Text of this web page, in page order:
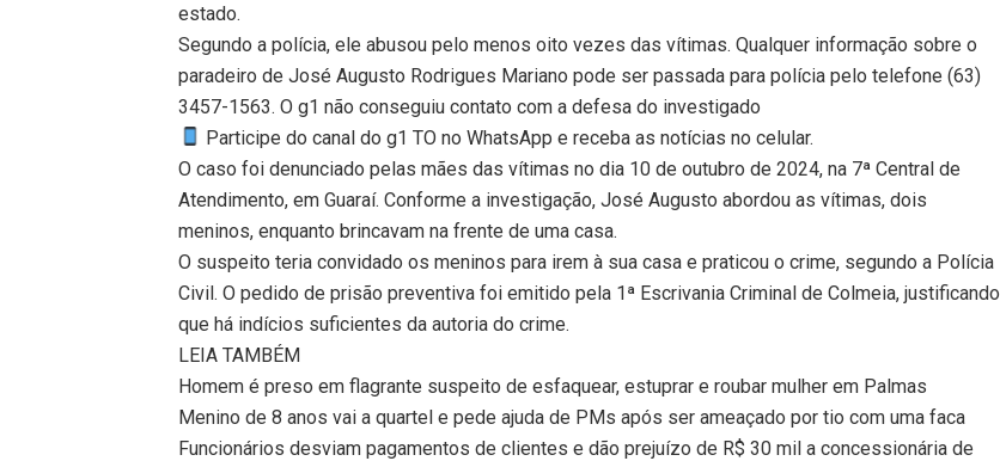
estado.
Segundo a polícia, ele abusou pelo menos oito vezes das vítimas. Qualquer informação sobre o
paradeiro de José Augusto Rodrigues Mariano pode ser passada para polícia pelo telefone (63)
3457-1563. O g1 não conseguiu contato com a defesa do investigado
Participe do canal do g1 TO no WhatsApp e receba as notícias no celular.
O caso foi denunciado pelas mães das vítimas no dia 10 de outubro de 2024, na 7ª Central de
Atendimento, em Guaraí. Conforme a investigação, José Augusto abordou as vítimas, dois
meninos, enquanto brincavam na frente de uma casa.
O suspeito teria convidado os meninos para irem à sua casa e praticou o crime, segundo a Polícia
Civil. O pedido de prisão preventiva foi emitido pela 1ª Escrivania Criminal de Colmeia, justificando
que há indícios suficientes da autoria do crime.
LEIA TAMBÉM
Homem é preso em flagrante suspeito de esfaquear, estuprar e roubar mulher em Palmas
Menino de 8 anos vai a quartel e pede ajuda de PMs após ser ameaçado por tio com uma faca
Funcionários desviam pagamentos de clientes e dão prejuízo de R$ 30 mil a concessionária de